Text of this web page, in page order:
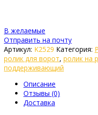
В желаемые
Отправить на почту
Артикул: K2529 Категория:
ролик для ворот, ролик на
поддерживающий
Описание
Отзывы (0)
Доставка